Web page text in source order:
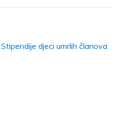
Stipendije djeci umrlih članova